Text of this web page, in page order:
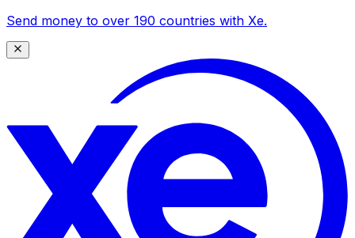
Send money to over 190 countries with Xe.